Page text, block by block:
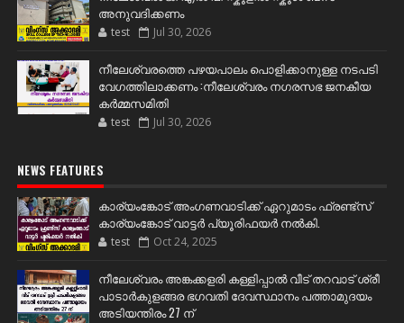
അനുവദിക്കണം
test Jul 30, 2026
നീലേശ്വരത്തെ പഴയപാലം പൊളിക്കാനുള്ള നടപടി
വേഗത്തിലാക്കണം :നീലേശ്വരം നഗരസഭ ജനകീയ
കർമ്മസമിതി
test Jul 30, 2026
NEWS FEATURES
കാര്യംങ്കോട് അംഗണവാടിക്ക് ഏറുമാടം ഫ്രണ്ട്സ്
കാര്യംങ്കോട് വാട്ടർ പ്യൂരിഫയർ നൽകി.
test Oct 24, 2025
നീലേശ്വരം അങ്കക്കളരി കള്ളിപ്പാൽ വീട് തറവാട് ശ്രീ
പാടാർകുളങ്ങര ഭഗവതി ദേവസ്ഥാനം പത്താമുദയം
അടിയന്തിരം 27 ന്